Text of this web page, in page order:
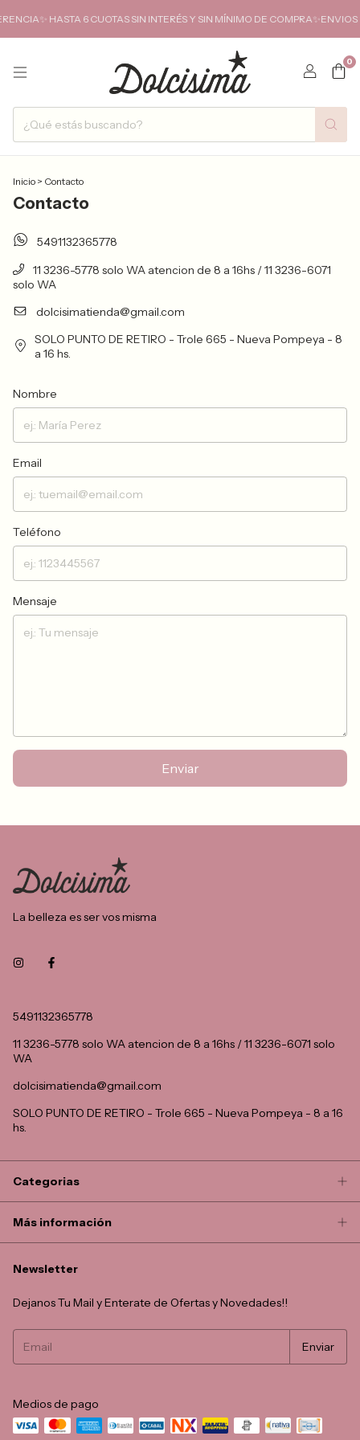
HASTA 6 CUOTAS SIN INTERÉS Y SIN MÍNIMO DE
0
Inicio > Contacto
Contacto
5491132365778
11 3236-5778 solo WA atencion de 8 a 16hs / 11 3236-6071
solo WA
dolcisimatienda@gmail.com
SOLO PUNTO DE RETIRO - Trole 665 - Nueva Pompeya - 8
a 16 hs.
Nombre
Email
Teléfono
Mensaje
Enviar
La belleza es ser vos misma
5491132365778
11 3236-5778 solo WA atencion de 8 a 16hs / 11 3236-6071 solo
WA
dolcisimatienda@gmail.com
SOLO PUNTO DE RETIRO - Trole 665 - Nueva Pompeya - 8 a 16
hs.
Categorias
Más información
Newsletter
Dejanos Tu Mail y Enterate de Ofertas y Novedades!!
Medios de pago